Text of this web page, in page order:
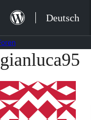
Inhalt
springen
Deutsch
Zum
Inhalt
springen
gianluca95